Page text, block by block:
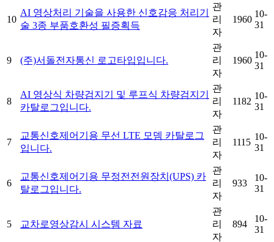
10
AI 영상처리 기술을 사용한 신호감응 처리기
술 3종 부품호환성 필증획득
관
리
자
1960
10-
31
9 (주)서돌전자통신 로고타입입니다.
관
리
자
1960
10-
31
8
AI 영상식 차량검지기 및 루프식 차량검지기
카탈로그입니다.
관
리
자
1182
10-
31
7
교통신호제어기용 무선 LTE 모뎀 카탈로그
입니다.
관
리
자
1115
10-
31
6
교통신호제어기용 무정전전원장치(UPS) 카
탈로그입니다.
관
리
자
933
10-
31
5 교차로영상감시 시스템 자료
관
리
자
894
10-
31